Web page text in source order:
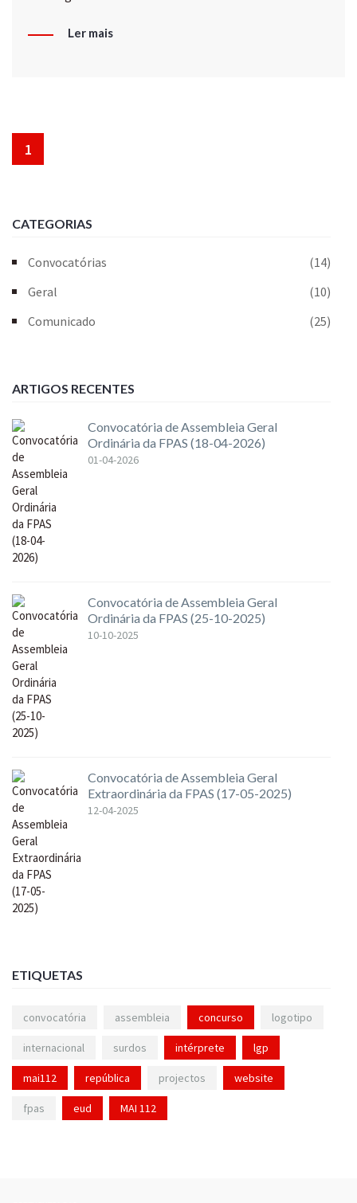
Ler mais
1
CATEGORIAS
Convocatórias
(14)
Geral
(10)
Comunicado
(25)
ARTIGOS RECENTES
Convocatória de Assembleia Geral
Ordinária da FPAS (18-04-2026)
01-04-2026
Convocatória de Assembleia Geral
Ordinária da FPAS (25-10-2025)
10-10-2025
Convocatória de Assembleia Geral
Extraordinária da FPAS (17-05-2025)
12-04-2025
ETIQUETAS
convocatória assembleia concurso logotipo
internacional surdos intérprete lgp
mai112 república projectos website
fpas eud MAI 112